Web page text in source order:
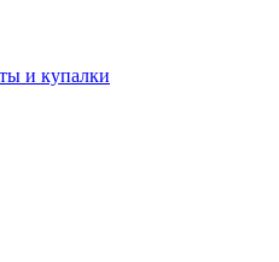
и купалки